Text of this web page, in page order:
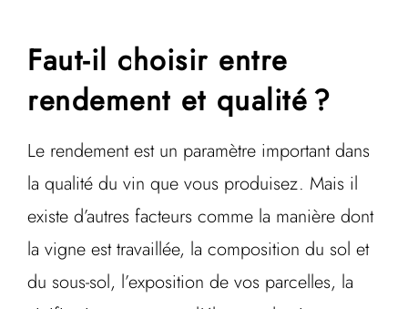
Faut-il choisir entre
rendement et qualité ?
Le rendement est un paramètre important dans
la qualité du vin que vous produisez. Mais il
existe d’autres facteurs comme la manière dont
la vigne est travaillée, la composition du sol et
du sous-sol, l’exposition de vos parcelles, la